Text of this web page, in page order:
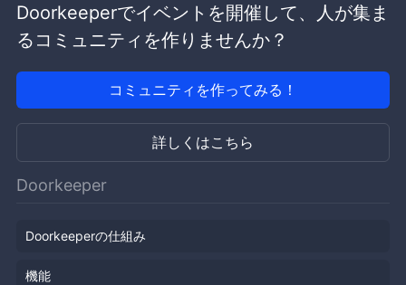
Doorkeeperでイベントを開催して、人が集ま
るコミュニティを作りませんか？
コミュニティを作ってみる！
詳しくはこちら
Doorkeeper
Doorkeeperの仕組み
機能